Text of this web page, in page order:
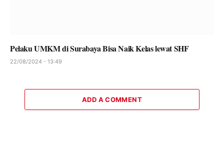
Pelaku UMKM di Surabaya Bisa Naik Kelas lewat SHF
22/08/2024 - 13:49
ADD A COMMENT